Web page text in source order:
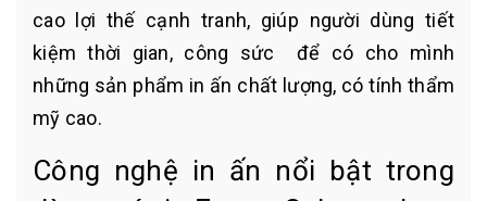
cao lợi thế cạnh tranh, giúp người dùng tiết
kiệm thời gian, công sức để có cho mình
những sản phẩm in ấn chất lượng, có tính thẩm
mỹ cao.
Công nghệ in ấn nổi bật trong